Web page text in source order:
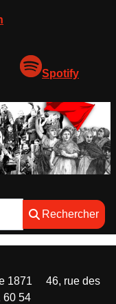
Spotify
Rechercher
1871 46, rue des
60 54